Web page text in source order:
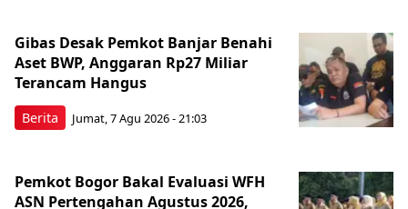
Berita
Gibas Desak Pemkot Banjar Benahi
Aset BWP, Anggaran Rp27 Miliar
Terancam Hangus
Jumat, 7 Agu 2026 - 21:03
Pemkot Bogor Bakal Evaluasi WFH
ASN Pertengahan Agustus 2026,